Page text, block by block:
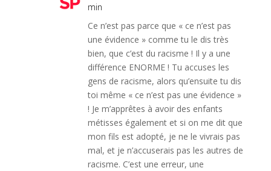
min
Ce n’est pas parce que « ce n’est pas
une évidence » comme tu le dis très
bien, que c’est du racisme ! Il y a une
différence ENORME ! Tu accuses les
gens de racisme, alors qu’ensuite tu dis
toi même « ce n’est pas une évidence »
! Je m’apprêtes à avoir des enfants
métisses également et si on me dit que
mon fils est adopté, je ne le vivrais pas
mal, et je n’accuserais pas les autres de
racisme. C’est une erreur, une